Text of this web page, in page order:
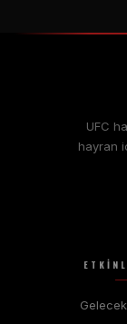
UFC
hayran